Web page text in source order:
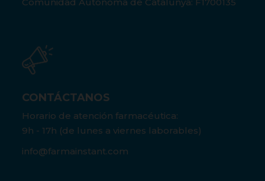
CONTÁCTANOS
Horario de atención farmacéutica:
9h - 17h (de lunes a viernes laborables)
info@farmainstant.com